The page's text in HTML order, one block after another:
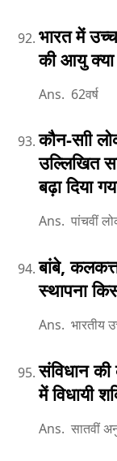
भारत में
की आयु
Ans. 62वर्ष
कौन-साी
उल्लिखित
बढ़ा दिया
Ans. पांचवीं
बांबे,
स्थापना
Ans. भारतीय
संविधान
में विधायी
Ans. सातवीं